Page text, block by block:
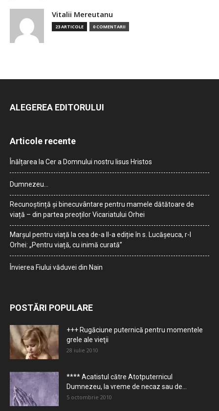
Vitalii Mereutanu
23 ARTICOLE 0 COMENTARII
ALEGEREA EDITORULUI
Articole recente
Înălțarea la Cer a Domnului nostru Iisus Hristos
Dumnezeu…
Recunoștință și binecuvântare pentru mamele dătătoare de
viață – din partea preoților Vicariatului Orhei
Marșul pentru viață la cea de-a II-a ediție în s. Lucășeuca, r-l
Orhei: „Pentru viață, cu inimă curată”
Învierea Fiului văduvei din Nain
POSTĂRI POPULARE
+++ Rugăciune puternică pentru momentele
grele ale vieţii
28 iulie 2010
**** Acatistul către Atotputernicul
Dumnezeu, la vreme de necaz sau de...
5 octombrie 2010